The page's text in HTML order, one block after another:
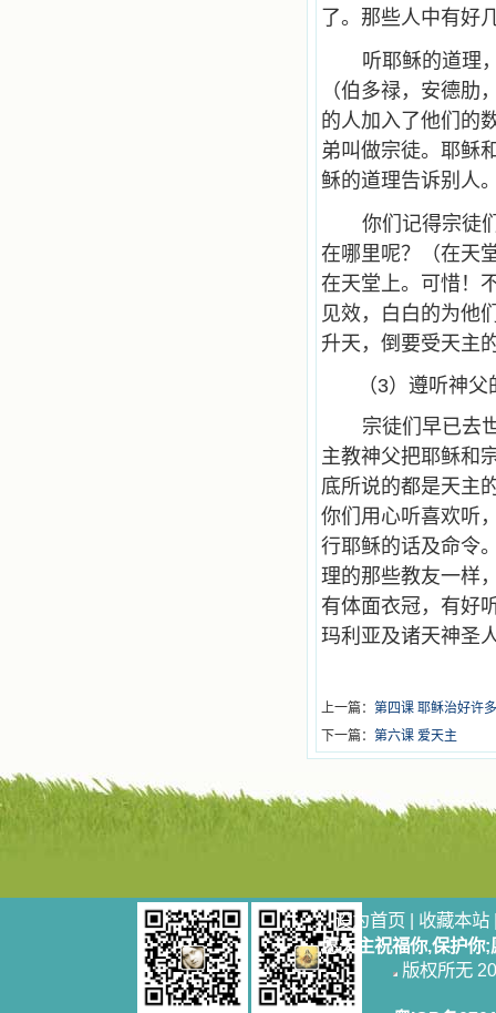
了。那些人中有好
听耶稣的道理
（伯多禄，安德
的人加入了他们的
弟叫做宗徒。耶稣
稣的道理告诉别人
你们记得宗徒
在哪里呢？（在天
在天堂上。可惜！
见效，白白的为他
升天，倒要受天主
（3）遵听神
宗徒们早已去
主教神父把耶稣和
底所说的都是天主
你们用心听喜欢听
行耶稣的话及命令
理的那些教友一样
有体面衣冠，有好
玛利亚及诸天神圣
上一篇： 第四课 耶稣治好许
下一篇： 第六课 爱天主
设为首页 | 收藏本站
愿天主祝福你,保护你
版权所无